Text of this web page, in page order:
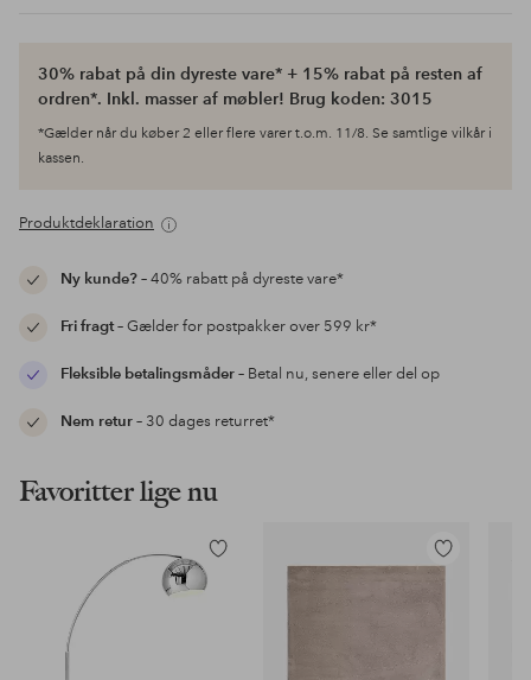
30% rabat på din dyreste vare* + 15% rabat på resten af
ordren*. Inkl. masser af møbler! Brug koden: 3015
*Gælder når du køber 2 eller flere varer t.o.m. 11/8. Se samtlige vilkår i
kassen.
Produktdeklaration
Ny kunde?– 40% rabatt på dyreste vare*
Fri fragt– Gælder for postpakker over 599 kr*
Fleksible betalingsmåder– Betal nu, senere eller del op
Nem retur– 30 dages returret*
Favoritter lige nu
Tilføj
til
Tilføj